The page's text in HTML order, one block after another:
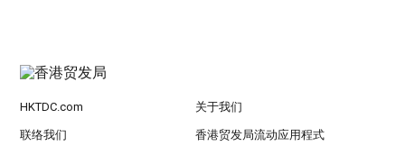
HKTDC.com 关于我们
联络我们 香港贸发局流动应用程式